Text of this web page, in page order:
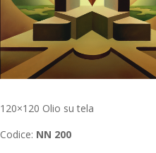
120×120 Olio su tela
Codice: NN 200